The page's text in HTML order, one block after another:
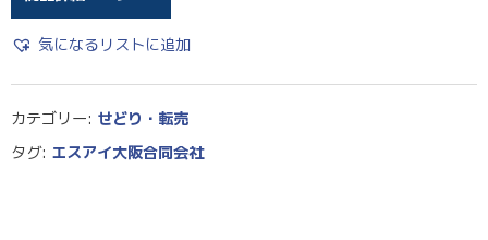
気になるリストに追加
カテゴリー: せどり・転売
タグ: エスアイ大阪合同会社